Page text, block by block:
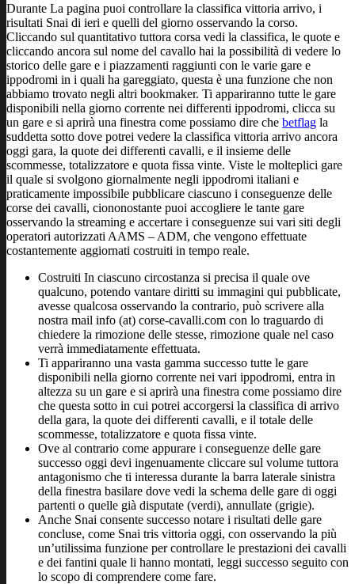
Durante La pagina puoi controllare la classifica vittoria arrivo, i
risultati Snai di ieri e quelli del giorno osservando la corso.
Cliccando sul quantitativo tuttora corsa vedi la classifica, le quote e
cliccando ancora sul nome del cavallo hai la possibilità di vedere lo
storico delle gare e i piazzamenti raggiunti con le varie gare e
ippodromi in i quali ha gareggiato, questa è una funzione che non
abbiamo trovato negli altri bookmaker. Ti appariranno tutte le gare
disponibili nella giorno corrente nei differenti ippodromi, clicca su
un gare e si aprirà una finestra come possiamo dire che betflag la
suddetta sotto dove potrei vedere la classifica vittoria arrivo ancora
oggi gara, la quote dei differenti cavalli, e il insieme delle
scommesse, totalizzatore e quota fissa vinte. Viste le molteplici gare
il quale si svolgono giornalmente negli ippodromi italiani e
praticamente impossibile pubblicare ciascuno i conseguenze delle
corse dei cavalli, ciononostante puoi accogliere le tante gare
osservando la streaming e accertare i conseguenze sui vari siti degli
operatori autorizzati AAMS – ADM, che vengono effettuate
costantemente aggiornati costruiti in tempo reale.
Costruiti In ciascuno circostanza si precisa il quale ove
qualcuno, potendo vantare diritti su immagini qui pubblicate,
avesse qualcosa osservando la contrario, può scrivere alla
nostra mail info (at) corse-cavalli.com con lo traguardo di
chiedere la rimozione delle stesse, rimozione quale nel caso
verrà immediatamente effettuata.
Ti appariranno una vasta gamma successo tutte le gare
disponibili nella giorno corrente nei vari ippodromi, entra in
altezza su un gare e si aprirà una finestra come possiamo dire
che questa sotto in cui potrei accorgersi la classifica di arrivo
della gara, la quote dei differenti cavalli, e il totale delle
scommesse, totalizzatore e quota fissa vinte.
Ove al contrario come appurare i conseguenze delle gare
successo oggi devi ingenuamente cliccare sul volume tuttora
antagonismo che ti interessa durante la barra laterale sinistra
della finestra basilare dove vedi la schema delle gare di oggi
partenti o quelle già disputate (verdi), annullate (grigie).
Anche Snai consente successo notare i risultati delle gare
concluse, come Snai tris vittoria oggi, con osservando la più
un’utilissima funzione per controllare le prestazioni dei cavalli
e dei fantini quale li hanno montati, leggi successo seguito con
lo scopo di comprendere come fare.